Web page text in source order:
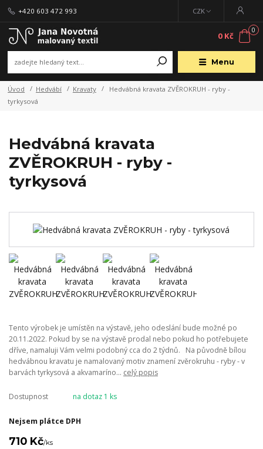
Menu
CZK
+420 603 472 993
0
0 Kč
Úvod Hedvábí Kravaty
Hedvábná kravata ZVĚROKRUH - ryby -
tyrkysová
Hedvábná kravata
ZVĚROKRUH - ryby -
tyrkysová
Tento výrobek je umístěn na výstavě, jeho odeslání bude možné po
20.11.2022. Pokud by se na výstavě prodal nebo pokud ho potřebujete
dříve, namaluji Vám velmi podobný cca do 2 týdnů. Na původně bílou
hedvábnou kravatu je namalovaný motiv znamení zvěrokruhu - ryby - v
barvách tyrkysová a akvamaríno... celý popis
Dostupnost na dotaz 1 ks
Nejsem plátce DPH
710 Kč/ks